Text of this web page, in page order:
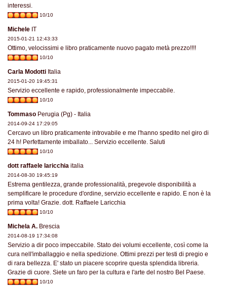
interessi.
10/10
Michele IT
2015-01-21 12:43:33
Ottimo, velocissimi e libro praticamente nuovo pagato metà prezzo!!!!
10/10
Carla Modotti Italia
2015-01-20 19:45:31
Servizio eccellente e rapido, professionalmente impeccabile.
10/10
Tommaso Perugia (Pg) - Italia
2014-09-24 17:29:05
Cercavo un libro praticamente introvabile e me l'hanno spedito nel giro di
24 h! Perfettamente imballato... Servizio eccellente. Saluti
10/10
dott raffaele laricchia italia
2014-08-30 19:45:19
Estrema gentilezza, grande professionalità, pregevole disponibilità a
semplificare le procedure d'ordine, servizio eccellente e rapido. E non è la
prima volta! Grazie. dott. Raffaele Laricchia
10/10
Michela A. Brescia
2014-08-19 17:34:08
Servizio a dir poco impeccabile. Stato dei volumi eccellente, così come la
cura nell'imballaggio e nella spedizione. Ottimi prezzi per testi di pregio e
di rara bellezza. E' stato un piacere scoprire questa splendida libreria.
Grazie di cuore. Siete un faro per la cultura e l'arte del nostro Bel Paese.
10/10